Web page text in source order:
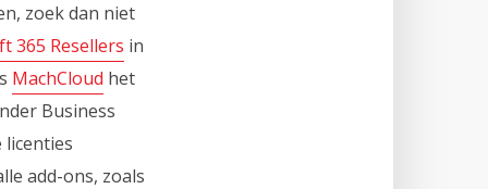
zoek dan niet
365 Resellers in
MachCloud het
Business
licenties
add-ons, zoals